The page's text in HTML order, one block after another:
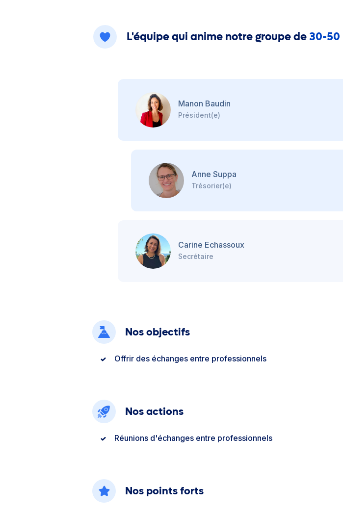
L'équipe qui anime notre groupe de30-50
Manon Baudin
Président(e)
Anne Suppa
Trésorier(e)
Carine Echassoux
Secrétaire
Nos objectifs
Offrir des échanges entre professionnels
Nos actions
Réunions d'échanges entre professionnels
Nos points forts